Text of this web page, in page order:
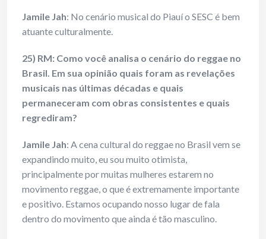
Jamile Jah: No cenário musical do Piauí o SESC é bem
atuante culturalmente.
25) RM: Como você analisa o cenário do reggae no
Brasil. Em sua opinião quais foram as revelações
musicais nas últimas décadas e quais
permaneceram com obras consistentes e quais
regrediram?
Jamile Jah: A cena cultural do reggae no Brasil vem se
expandindo muito, eu sou muito otimista,
principalmente por muitas mulheres estarem no
movimento reggae, o que é extremamente importante
e positivo. Estamos ocupando nosso lugar de fala
dentro do movimento que ainda é tão masculino.